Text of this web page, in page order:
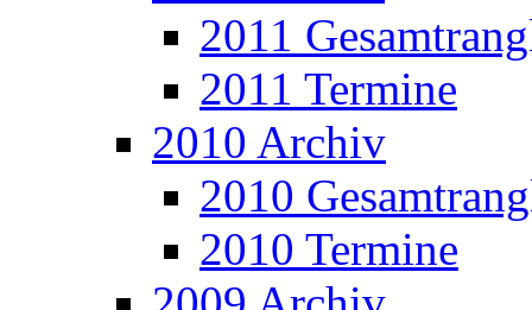
2011
2011 Termine
2010 Archiv
2010
2010 Termine